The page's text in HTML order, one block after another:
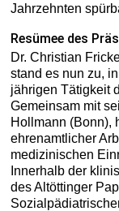
Jahrzehnten
Resümee des
Dr. Christian
stand es nun zu,
jährigen Tätigkeit
Gemeinsam mit
Hollmann (Bonn),
ehrenamtlicher
medizinischen
Innerhalb der
des Altöttinger